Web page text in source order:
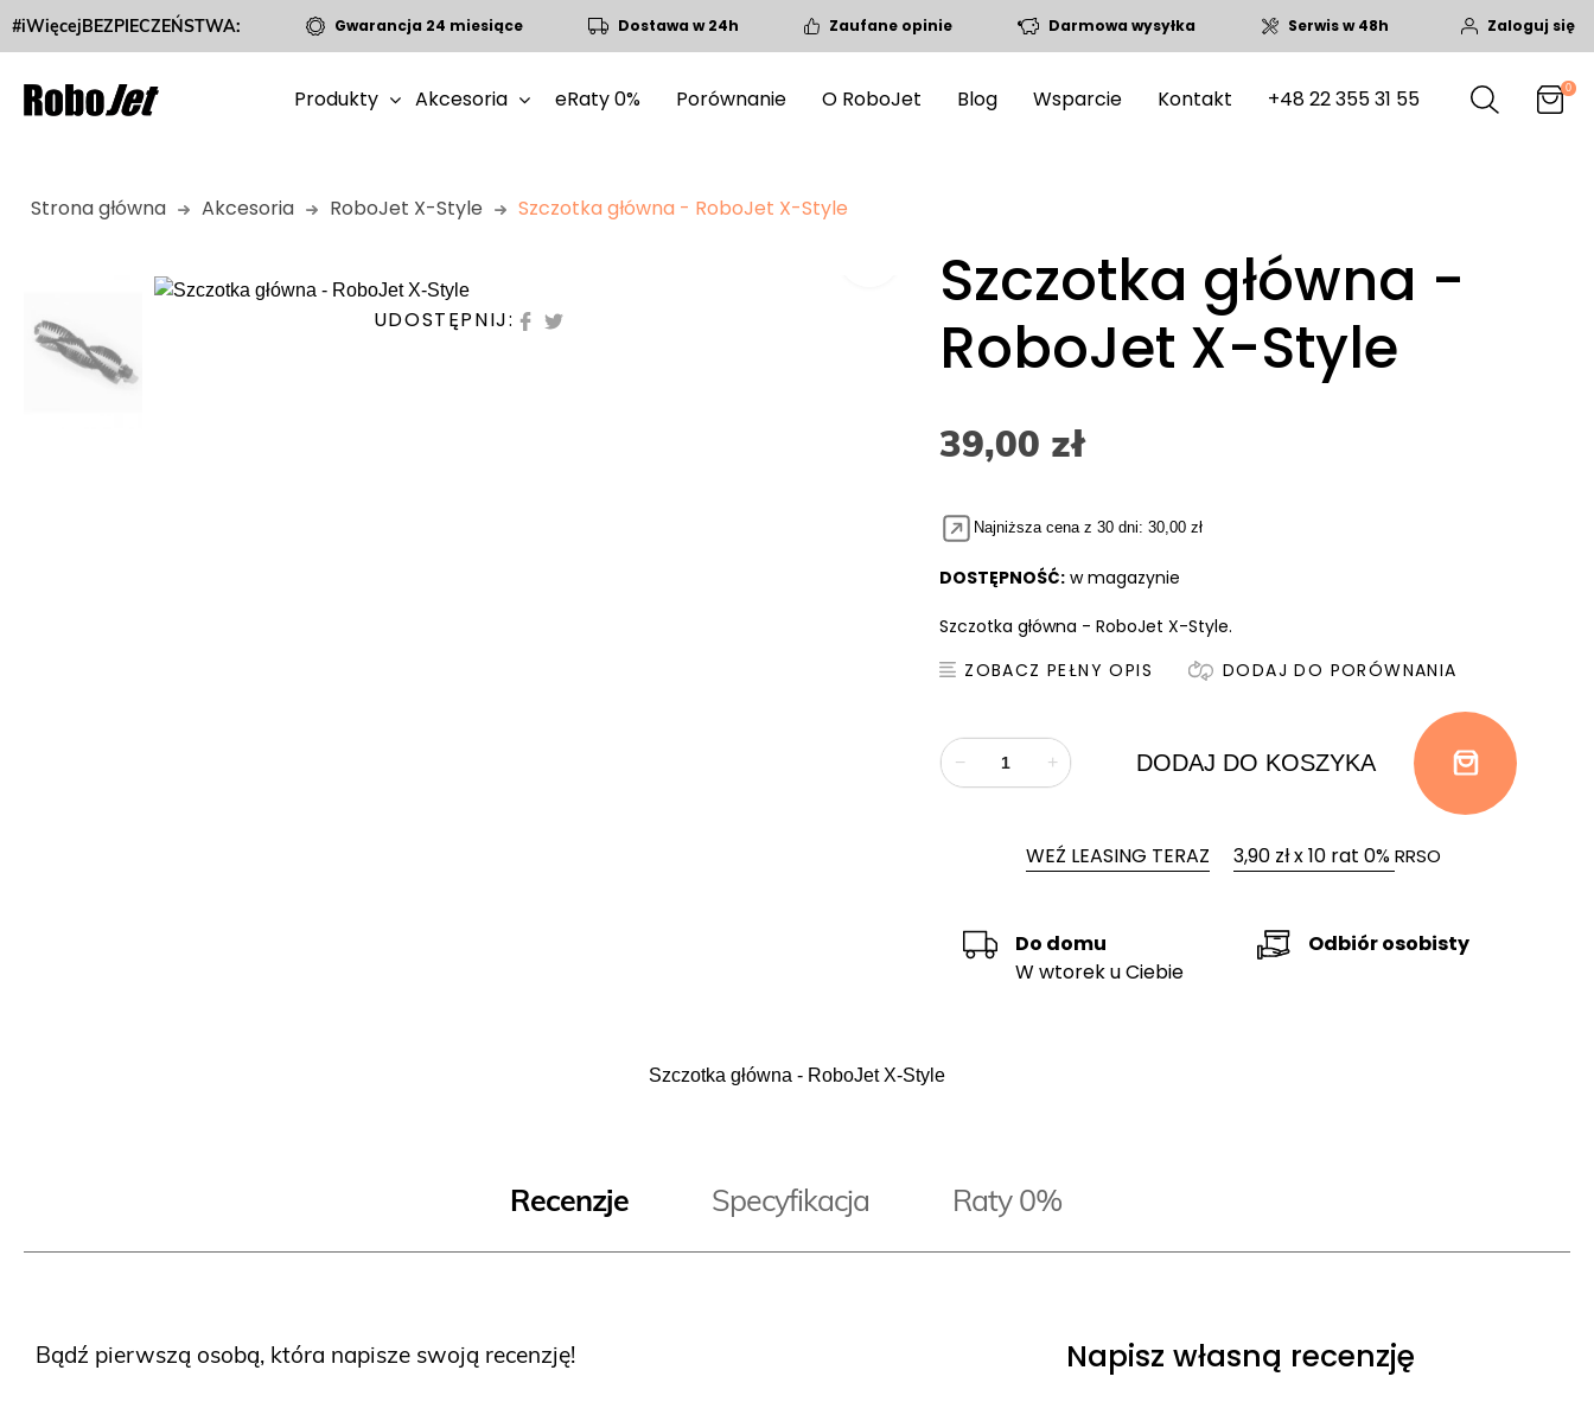
#iWięcejBEZPIECZEŃSTWA: Gwarancja 24 miesiące Dostawa w 24h Zaufane opinie Darmowa wysyłka Serwis w 48h Zaloguj się
Produkty Akcesoria eRaty 0% Porównanie O RoboJet Blog Wsparcie Kontakt +48 22 355 31 55 0
Strona główna Akcesoria RoboJet X-Style Szczotka główna - RoboJet X-Style
UDOSTĘPNIJ:
Szczotka główna -
RoboJet X-Style
39,00 zł
Najniższa cena z 30 dni: 30,00 zł
DOSTĘPNOŚĆ: w magazynie
Szczotka główna - RoboJet X-Style.
ZOBACZ PEŁNY OPIS
DODAJ DO PORÓWNANIA
− + DODAJ DO KOSZYKA
WEŹ LEASING TERAZ 3,90 zł x 10 rat 0%RRSO
Do domu
W wtorek u Ciebie
Odbiór osobisty
Szczotka główna - RoboJet X-Style
Recenzje Specyfikacja Raty 0%
Bądź pierwszą osobą, która napisze swoją recenzję! Napisz własną recenzję